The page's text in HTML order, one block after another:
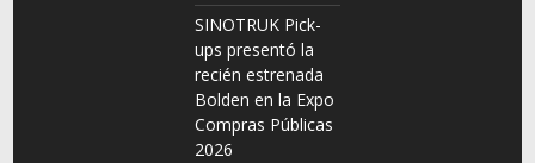
SINOTRUK Pick-
ups presentó la
recién estrenada
Bolden en la Expo
Compras Públicas
2026